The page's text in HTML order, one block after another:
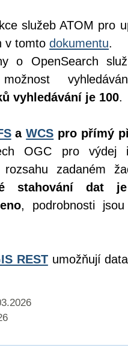
služeb ATOM pro
v tomto dokumentu.
o OpenSearch
vyhledávání je 100.
aWCS pro přímý
OGC pro výdej
zadaném
stahování dat
, podrobnosti
RESTumožňují